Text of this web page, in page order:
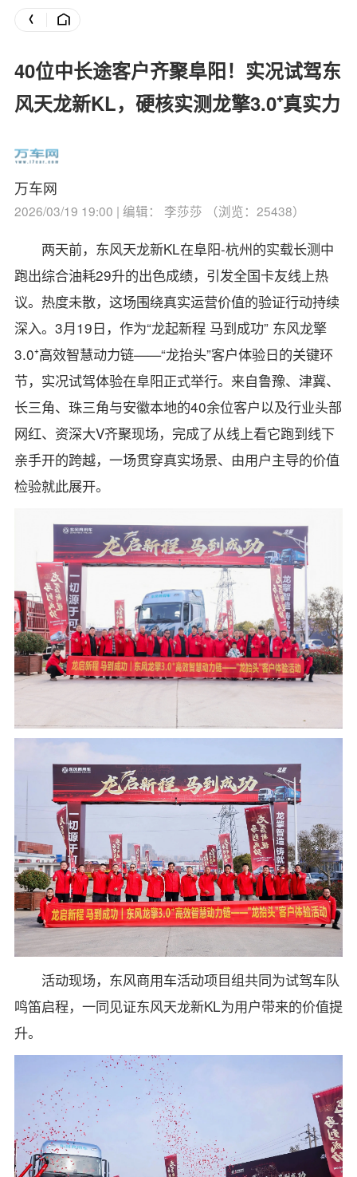
40位中长途客户齐聚阜阳！实况试驾东
风天龙新KL，硬核实测龙擎3.0⁺真实力
万车网
2026/03/19 19:00 | 编辑： 李莎莎 （浏览：25438）
两天前，东风天龙新KL在阜阳-杭州的实载长测中
跑出综合油耗29升的出色成绩，引发全国卡友线上热
议。热度未散，这场围绕真实运营价值的验证行动持续
深入。3月19日，作为“龙起新程 马到成功” 东风龙擎
3.0⁺高效智慧动力链——“龙抬头”客户体验日的关键环
节，实况试驾体验在阜阳正式举行。来自鲁豫、津冀、
长三角、珠三角与安徽本地的40余位客户以及行业头部
网红、资深大V齐聚现场，完成了从线上看它跑到线下
亲手开的跨越，一场贯穿真实场景、由用户主导的价值
检验就此展开。
活动现场，东风商用车活动项目组共同为试驾车队
鸣笛启程，一同见证东风天龙新KL为用户带来的价值提
升。